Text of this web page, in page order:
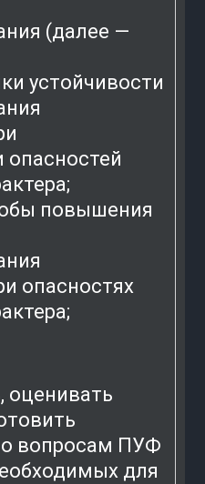
(далее —
устойчивости
опасностей
повышения
опасностях
оценивать
вопросам ПУФ
для